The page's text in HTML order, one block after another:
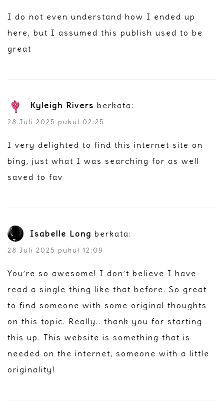
I do not even understand how I ended up
here, but I assumed this publish used to be
great
Kyleigh Rivers berkata:
28 Juli 2025 pukul 02:25
I very delighted to find this internet site on
bing, just what I was searching for as well
saved to fav
Isabelle Long berkata:
28 Juli 2025 pukul 12:09
You’re so awesome! I don’t believe I have
read a single thing like that before. So great
to find someone with some original thoughts
on this topic. Really.. thank you for starting
this up. This website is something that is
needed on the internet, someone with a little
originality!